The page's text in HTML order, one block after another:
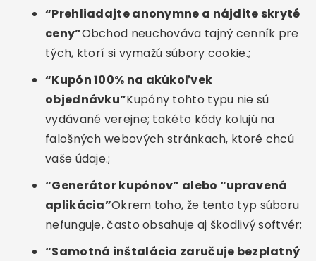
“Prehliadajte anonymne a nájdite skryté
ceny”Obchod neuchováva tajný cenník pre
tých, ktorí si vymažú súbory cookie.;
“Kupón 100% na akúkoľvek
objednávku”Kupóny tohto typu nie sú
vydávané verejne; takéto kódy kolujú na
falošných webových stránkach, ktoré chcú
vaše údaje.;
“Generátor kupónov” alebo “upravená
aplikácia”Okrem toho, že tento typ súboru
nefunguje, často obsahuje aj škodlivý softvér;
“Samotná inštalácia zaručuje bezplatný